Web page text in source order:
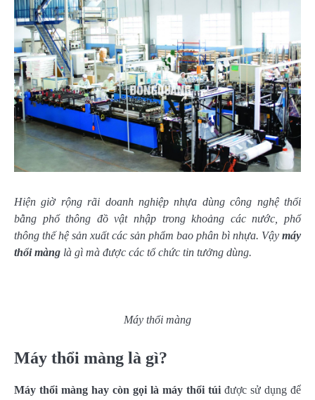
Hiện giờ rộng rãi doanh nghiệp nhựa dùng công nghệ thổi
bằng phổ thông đồ vật nhập trong khoảng các nước, phổ
thông thế hệ sản xuất các sản phẩm bao phân bì nhựa. Vậy máy
thổi màng là gì mà được các tổ chức tin tưởng dùng.
Máy thổi màng
Máy thổi màng là gì?
Máy thổi màng hay còn gọi là máy thổi túiđược sử dụng để